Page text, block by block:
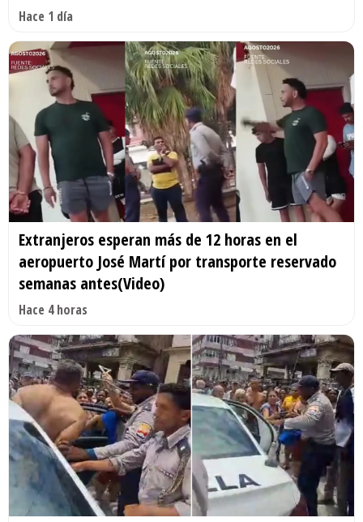
Hace 1 día
Extranjeros esperan más de 12 horas en el
aeropuerto José Martí por transporte reservado
semanas antes(Video)
Hace 4 horas